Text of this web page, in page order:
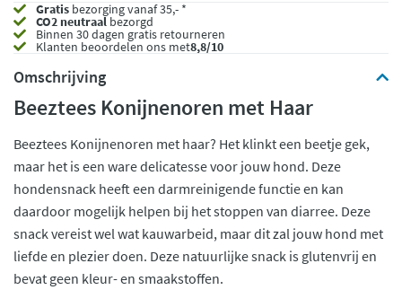
Gratis bezorging vanaf 35,- *
CO2 neutraalbezorgd
Binnen 30 dagen gratis retourneren
Klanten beoordelen ons met8,8/10
Omschrijving
Beeztees Konijnenoren met Haar
Beeztees Konijnenoren met haar? Het klinkt een beetje gek,
maar het is een ware delicatesse voor jouw hond. Deze
hondensnack heeft een darmreinigende functie en kan
daardoor mogelijk helpen bij het stoppen van diarree. Deze
snack vereist wel wat kauwarbeid, maar dit zal jouw hond met
liefde en plezier doen. Deze natuurlijke snack is glutenvrij en
bevat geen kleur- en smaakstoffen.